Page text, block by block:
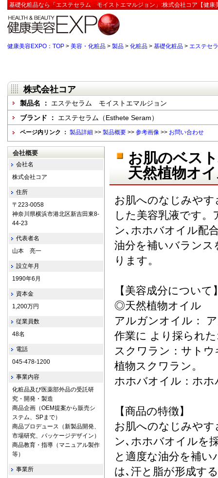
基礎化粧品なら「エステセラム モイストエマルジョン」:株式会社コア【健康
健康美容EXPO：TOP > 美容・化粧品 > 製品 > 化粧品 > 基礎化粧品 > エステセ
株式会社コア
製品名 ： エステセラム モイストエマルジョン
ブランド ： エステセラム（Esthete Seram）
ページ内リンク ： 製品詳細 >> 製品概要 >> 参考画像 >> お問い合わせ
お肌のベス
天然植物オ
お肌へのなじみや
した美容乳液です
ン､ホホバオイル配
油分を補いバランス
ります。
【美容成分について
◎天然植物オイル
アルガンオイル：
作業に より採られ
スクワラン：サト
植物スクワラン。
ホホバオイル：ホ
【商品の特徴】
お肌へのなじみや
ン､ホホバオイルを
と適度な油分を補
は､汗と脂が形成す
会社概要
会社名
株式会社コア
住所
〒223-0058
神奈川県横浜市港北区新吉田東8-
44-23
代表者名
山本 亮一
設立年月
1990年6月
資本金
1,200万円
従業員数
48名
電話
045-478-1200
事業内容
化粧品及び医薬部外品の受託研
究・開発・製造
商品企画（OEM提案から販売シ
ステム、SPまで）
商品プロデュース（新製品開発、
市場研究、パッケージデザイン）
商品教育・指導（マニュアル製作
等）
事業所